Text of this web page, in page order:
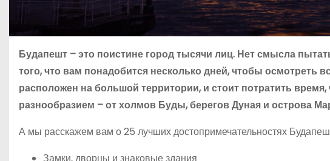
Будапешт – это поистине город тысячи лиц. Нет смысла
того, что вам понадобится несколько дней, чтобы осмотреть
расположен на большой территории, и стоит потратить
разнообразием – от холмов Буды, берегов Дуная и острова
А мы расскажем вам о 25 лучших достопримечательностях